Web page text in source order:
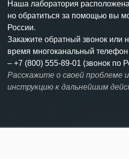
Наша лаборатория
но обратиться за помощью вы
России.
Закажите обратный звонок или
время многоканальный телефон
– +7 (800) 555-89-01 (звонок по
Расскажите о своей проблеме
инструкцию к дальнейшим